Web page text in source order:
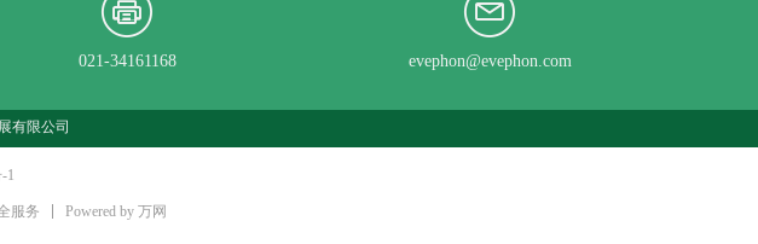
有限公司
021-34161168 evephon@evephon.com
1
服务 Powered by 万网